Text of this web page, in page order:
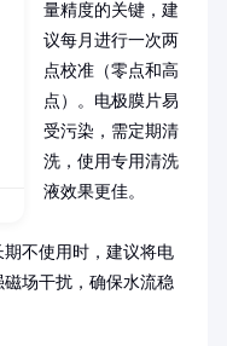
量精度的关键，建
议每月进行一次两
点校准（零点和高
点）。电极膜片易
受污染，需定期清
洗，使用专用清洗
液效果更佳。
不使用时，建议将电
场干扰，确保水流稳